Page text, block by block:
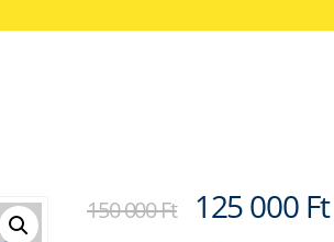
150 000Ft Original
125 000 Ft